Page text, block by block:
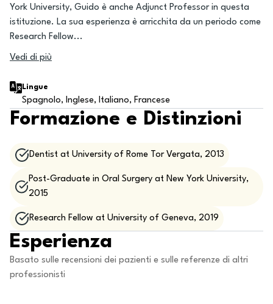
York University, Guido è anche Adjunct Professor in questa
istituzione. La sua esperienza è arricchita da un periodo come
Research Fellow...
Vedi di più
Lingue
Spagnolo, Inglese, Italiano, Francese
Formazione e Distinzioni
Dentist at University of Rome Tor Vergata, 2013
Post-Graduate in Oral Surgery at New York University,
2015
Research Fellow at University of Geneva, 2019
Esperienza
Basato sulle recensioni dei pazienti e sulle referenze di altri
professionisti